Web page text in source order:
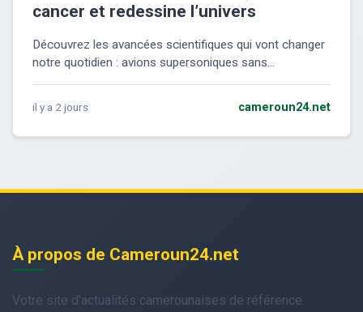
cancer et redessine l’univers
Découvrez les avancées scientifiques qui vont changer
notre quotidien : avions supersoniques sans...
il y a 2 jours cameroun24.net
À propos de Cameroun24.net
Votre site d'actualités camerounaises de référence.